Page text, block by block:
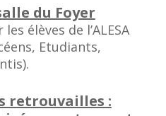
du Foyer
élèves de l’ALESA
Etudiants,
retrouvailles :